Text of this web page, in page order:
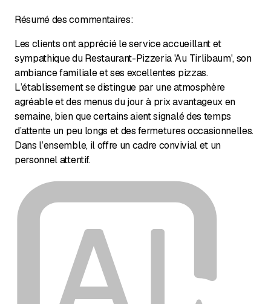
Résumé des commentaires:
Les clients ont apprécié le service accueillant et
sympathique du Restaurant-Pizzeria 'Au Tirlibaum', son
ambiance familiale et ses excellentes pizzas.
L’établissement se distingue par une atmosphère
agréable et des menus du jour à prix avantageux en
semaine, bien que certains aient signalé des temps
d’attente un peu longs et des fermetures occasionnelles.
Dans l’ensemble, il offre un cadre convivial et un
personnel attentif.